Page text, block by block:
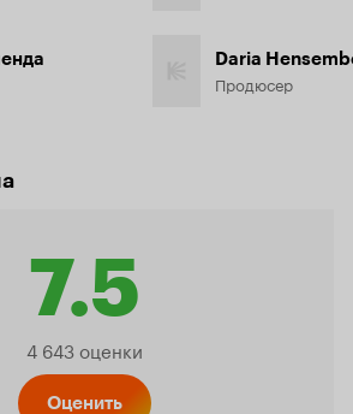
Daria
Продюсер
7.5
Рейтинг
4 643 оценки
Оценить